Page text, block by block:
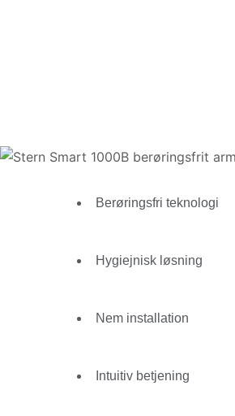
Berøringsfri teknologi
Hygiejnisk løsning
Nem installation
Intuitiv betjening